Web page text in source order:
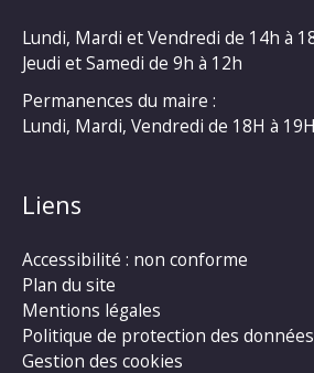
Lundi, Mardi et Vendredi de 14h à
Jeudi et Samedi de 9h à 12h
Permanences du maire :
Lundi, Mardi, Vendredi de 18H à
Liens
Accessibilité : non conforme
Plan du site
Mentions légales
Politique de protection des données
Gestion des cookies